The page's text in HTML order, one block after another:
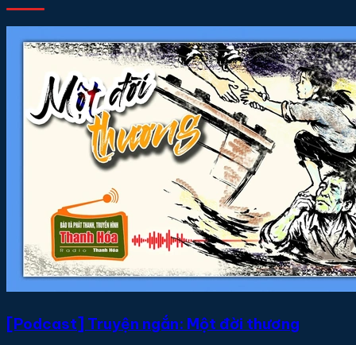
[Podcast] Truyện ngắn: Một đời thương